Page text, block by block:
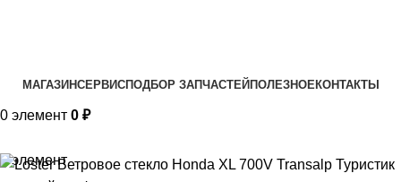
МАГАЗИНСЕРВИСПОДБОР ЗАПЧАСТЕЙ ПОЛЕЗНОЕКОНТАКТЫ
0 элемент 0 ₽
0элемент